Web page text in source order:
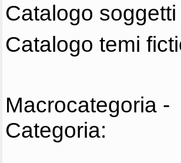
Catalogo soggetti
Catalogo temi
Macrocategoria -
Categoria: